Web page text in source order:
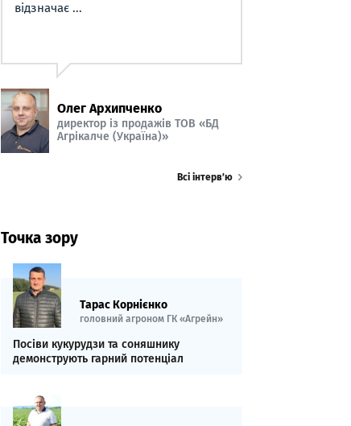
відзначає ...
Олег Архипченко
директор із продажів ТОВ «БД
Агрікалче (Україна)»
Всі інтерв’ю
Точка зору
Тарас Корнієнко
головний агроном ГК «Агрейн»
Посіви кукурудзи та соняшнику
демонструють гарний потенціал